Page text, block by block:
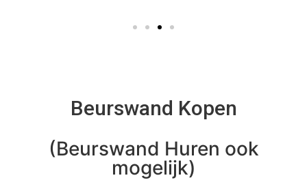
Beurswand Kopen
(Beurswand Huren ook
mogelijk)